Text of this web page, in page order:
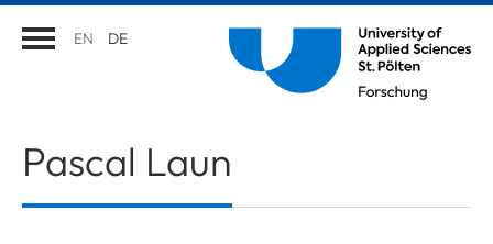
EN DE
Pascal Laun